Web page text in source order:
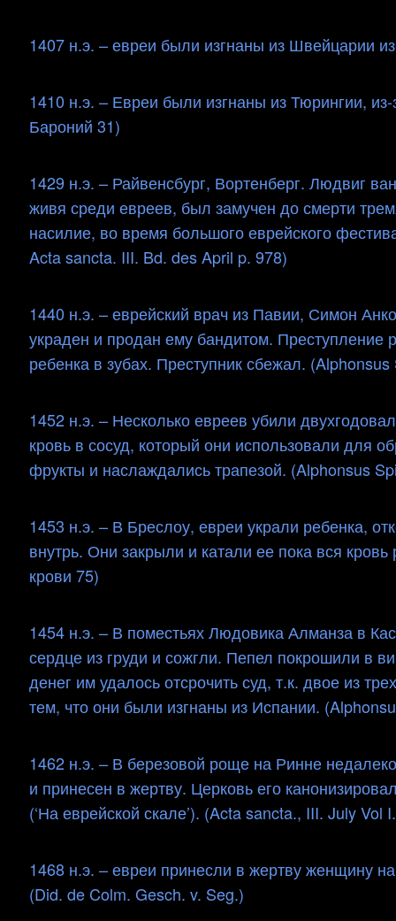
1407 н.э. – евреи были изгнаны из Швейцарии
1410 н.э. – Евреи были изгнаны из Тюрингии,
Бароний 31)
1429 н.э. – Райвенсбург, Вортенберг. Людвиг
живя среди евреев, был замучен до смерти
насилие, во время большого еврейского
Acta sancta. III. Bd. des April p. 978)
1440 н.э. – еврейский врач из Павии, Симон
украден и продан ему бандитом. Преступление
ребенка в зубах. Преступник сбежал.
1452 н.э. – Несколько евреев убили
кровь в сосуд, который они использовали для
фрукты и наслаждались трапезой. (Alphonsus
1453 н.э. – В Бреслоу, евреи украли ребенка,
внутрь. Они закрыли и катали ее пока вся
крови 75)
1454 н.э. – В поместьях Людовика Алманза в
сердце из груди и сожгли. Пепел покрошили в
денег им удалось отсрочить суд, т.к. двое из
тем, что они были изгнаны из Испании.
1462 н.э. – В березовой роще на Ринне
и принесен в жертву. Церковь его
(‘На еврейской скале’). (Acta sancta., III. July Vol
1468 н.э. – евреи принесли в жертву женщину
(Did. de Colm. Gesch. v. Seg.)